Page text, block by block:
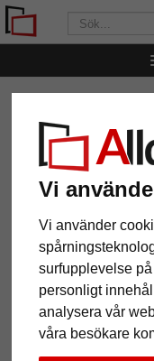
Vi
Vi använder
surfupplevelse
personligt
analysera vår
våra besökare
Trikåram